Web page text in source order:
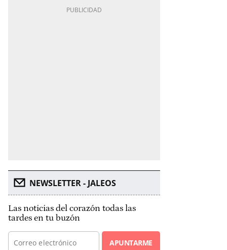
NEWSLETTER - JALEOS
Las noticias del corazón todas las
tardes en tu buzón
APUNTARME